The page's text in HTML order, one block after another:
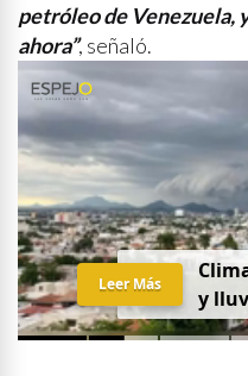
petróleo de Venezuela,
ahora”, señaló.
y
Leer Más